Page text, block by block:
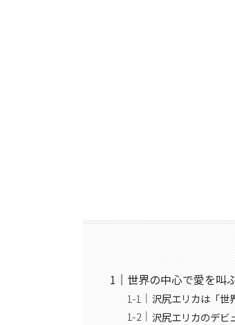
世界の中心で愛を叫
沢尻エリカは「世
沢尻エリカのデビ